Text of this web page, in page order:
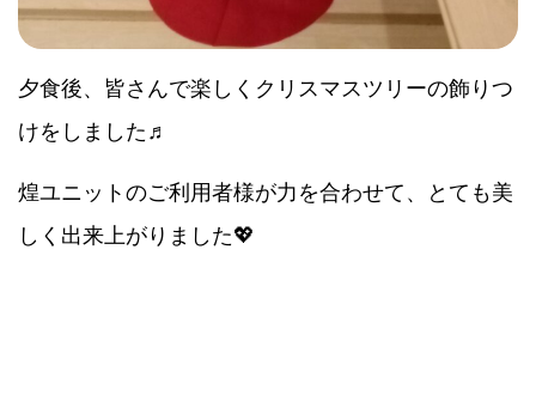
夕食後、皆さんで楽しくクリスマスツリーの飾りつ
けをしました♬
煌ユニットのご利用者様が力を合わせて、とても美
しく出来上がりました💖